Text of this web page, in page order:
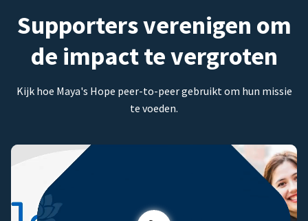
Supporters verenigen om
de impact te vergroten
Kijk hoe Maya's Hope peer-to-peer gebruikt om hun missie
te voeden.